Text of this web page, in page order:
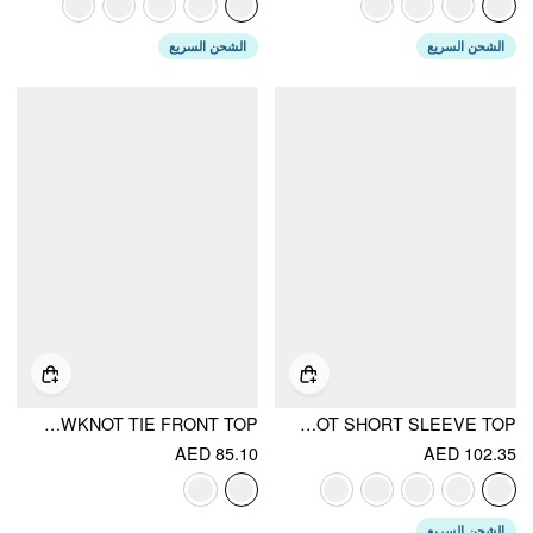
الشحن السريع الشحن السريع
LACE FLORAL STAND COLLAR BOWKNOT SHORT SLEEVE TOP
AED 102.35
FLORAL LACE ROUND NECKLINE BOWKNOT TIE FRONT TOP
AED 85.10